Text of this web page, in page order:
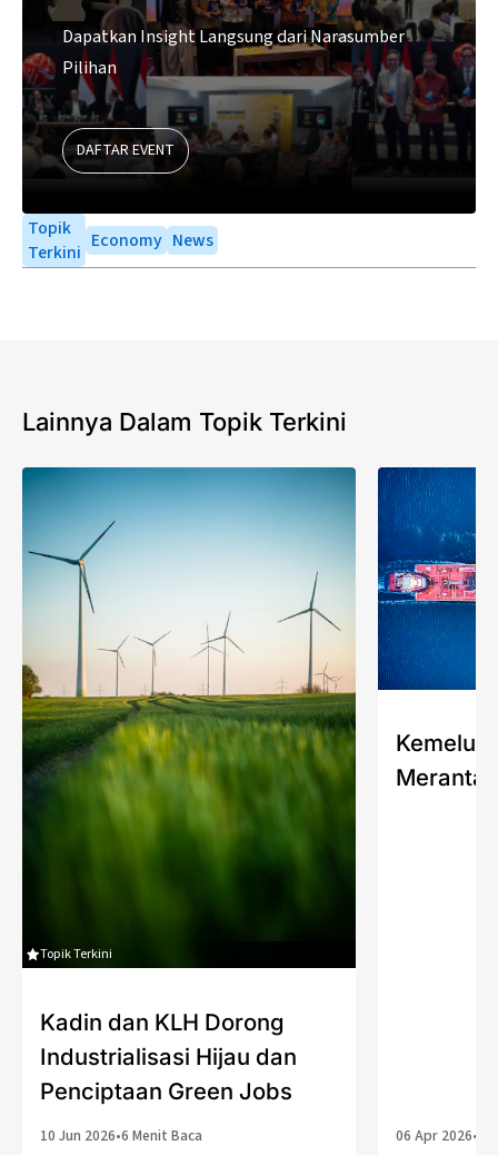
Dapatkan Insight Langsung dari Narasumber
Pilihan
DAFTAR EVENT
Topik
Terkini Economy News
Lainnya Dalam Topik Terkini
Topik Terkini
Kadin dan KLH Dorong
Industrialisasi Hijau dan
Penciptaan Green Jobs
10 Jun 2026•6 Menit Baca
Kemelut
Merantai
06 Apr 2026•